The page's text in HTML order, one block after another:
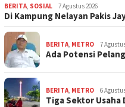
BERITA, SOSIAL 7 Agustus 2026
Di Kampung Nelayan Pakis
BERITA, METRO 7
Ada Potensi
BERITA, METRO 6
Tiga Sektor